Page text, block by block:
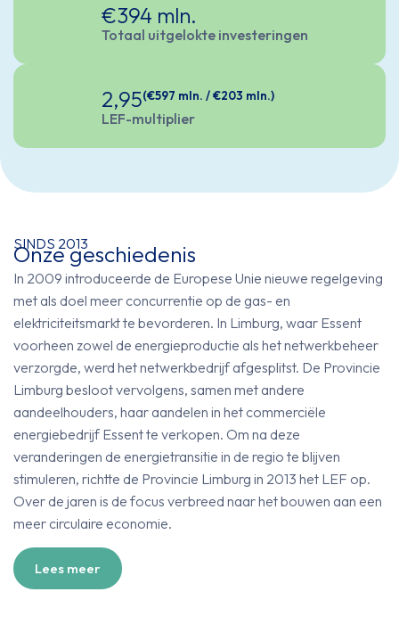
€394 mln.
Totaal uitgelokte investeringen
2,95(€597 mln. / €203 mln.)
LEF-multiplier
SINDS 2013
Onze geschiedenis
In 2009 introduceerde de Europese Unie nieuwe regelgeving
met als doel meer concurrentie op de gas- en
elektriciteitsmarkt te bevorderen. In Limburg, waar Essent
voorheen zowel de energieproductie als het netwerkbeheer
verzorgde, werd het netwerkbedrijf afgesplitst. De Provincie
Limburg besloot vervolgens, samen met andere
aandeelhouders, haar aandelen in het commerciële
energiebedrijf Essent te verkopen. Om na deze
veranderingen de energietransitie in de regio te blijven
stimuleren, richtte de Provincie Limburg in 2013 het LEF op.
Over de jaren is de focus verbreed naar het bouwen aan een
meer circulaire economie.
Lees meer